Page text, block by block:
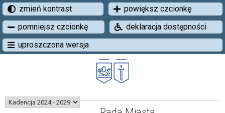
zmień kontrast
powiększ czcionkę
pomniejsz czcionkę
deklaracja dostępności
uproszczona wersja